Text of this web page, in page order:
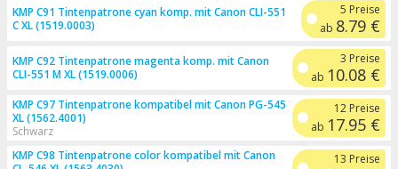
KMP C91 Tintenpatrone cyan komp. mit Canon CLI-551
C XL (1519.0003)
5 Preise
ab 8.79 €
KMP C92 Tintenpatrone magenta komp. mit Canon
CLI-551 M XL (1519.0006)
3 Preise
ab 10.08 €
KMP C97 Tintenpatrone kompatibel mit Canon PG-545
XL (1562.4001)
Schwarz
12 Preise
ab 17.95 €
KMP C98 Tintenpatrone color kompatibel mit Canon
13 Preise